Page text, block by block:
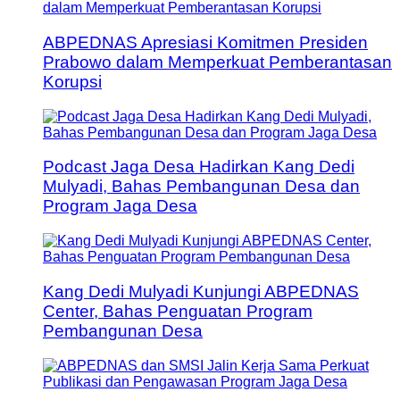
ABPEDNAS Apresiasi Komitmen Presiden
Prabowo dalam Memperkuat Pemberantasan
Korupsi
Podcast Jaga Desa Hadirkan Kang Dedi
Mulyadi, Bahas Pembangunan Desa dan
Program Jaga Desa
Kang Dedi Mulyadi Kunjungi ABPEDNAS
Center, Bahas Penguatan Program
Pembangunan Desa